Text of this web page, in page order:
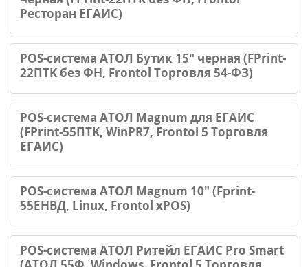
Ресторан ЕГАИС)
POS-система АТОЛ Бутик 15" черная (FPrint-
22ПТK без ФН, Frontol Торговля 54-ФЗ)
POS-система АТОЛ Magnum для ЕГАИС
(FPrint-55ПТK, WinPR7, Frontol 5 Торговля
ЕГАИС)
POS-система АТОЛ Magnum 10" (Fprint-
55ЕНВД, Linux, Frontol xPOS)
POS-система АТОЛ Ритейл ЕГАИС Pro Smart